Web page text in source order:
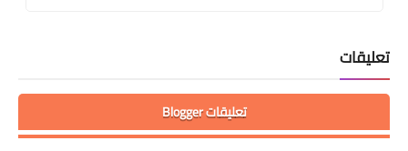
تعليقات
تعليقات Blogger